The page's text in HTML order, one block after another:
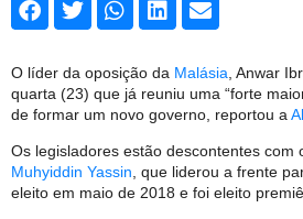
O líder da oposição da Malásia , Anwar
quarta (23) que já reuniu uma “forte
de formar um novo governo, reportou a
Os legisladores estão descontentes com
Muhyiddin Yassin, que liderou a frente
eleito em maio de 2018 e foi eleito